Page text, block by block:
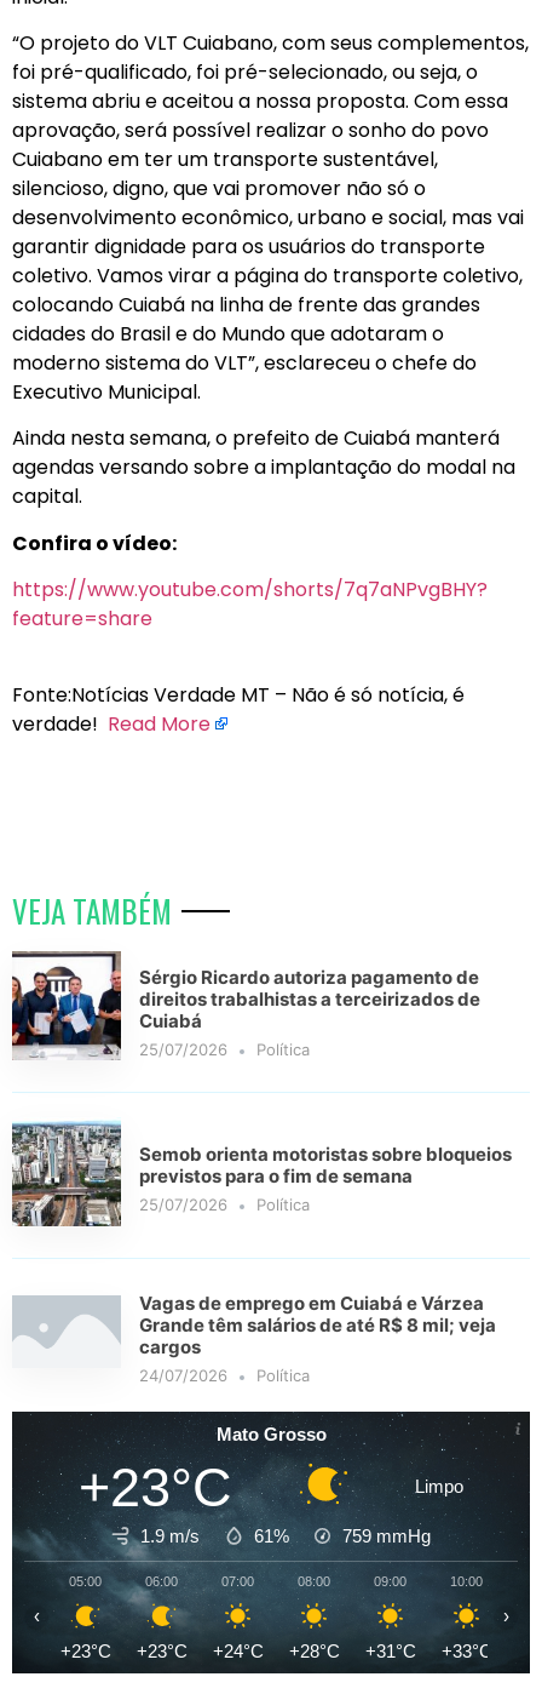
“O projeto do VLT Cuiabano, com seus complementos,
foi pré-qualificado, foi pré-selecionado, ou seja, o
sistema abriu e aceitou a nossa proposta. Com essa
aprovação, será possível realizar o sonho do povo
Cuiabano em ter um transporte sustentável,
silencioso, digno, que vai promover não só o
desenvolvimento econômico, urbano e social, mas vai
garantir dignidade para os usuários do transporte
coletivo. Vamos virar a página do transporte coletivo,
colocando Cuiabá na linha de frente das grandes
cidades do Brasil e do Mundo que adotaram o
moderno sistema do VLT”, esclareceu o chefe do
Executivo Municipal.
Ainda nesta semana, o prefeito de Cuiabá manterá
agendas versando sobre a implantação do modal na
capital.
Confira o vídeo:
https://www.youtube.com/shorts/7q7aNPvgBHY?
feature=share
Fonte:Notícias Verdade MT – Não é só notícia, é
verdade! Read More
VEJA TAMBÉM
Sérgio Ricardo autoriza pagamento de
direitos trabalhistas a terceirizados de
Cuiabá
25/07/2026 Política
Semob orienta motoristas sobre bloqueios
previstos para o fim de semana
25/07/2026 Política
Vagas de emprego em Cuiabá e Várzea
Grande têm salários de até R$ 8 mil; veja
cargos
24/07/2026 Política
Mato Grosso
+23°C Limpo
1.9 m/s 61% 759 mmHg
05:00
+23°C
06:00
+23°C
07:00
+24°C
08:00
+28°C
09:00
+31°C
10:00
+33°C
‹ ›